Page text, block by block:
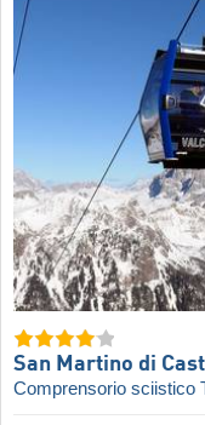
San Martino di
Comprensorio sciistico